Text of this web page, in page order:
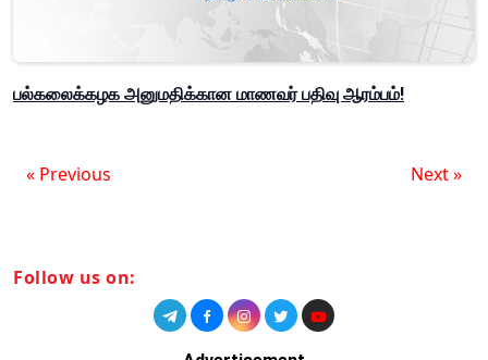
பல்கலைக்கழக அனுமதிக்கான மாணவர் பதிவு ஆரம்பம்!
« Previous Next »
Follow us on: